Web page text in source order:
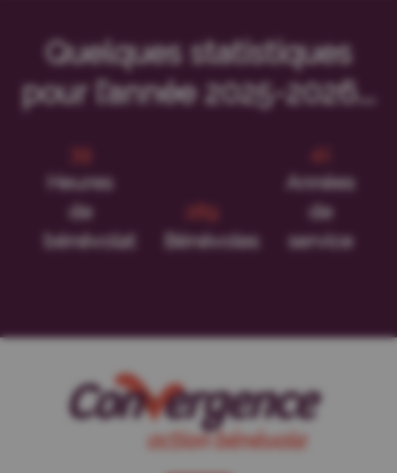
Quelques statistiques
pour l’année 2025-2026...
47
Heures
de
bénévolat
348
Bénévoles
50
Années
de
service